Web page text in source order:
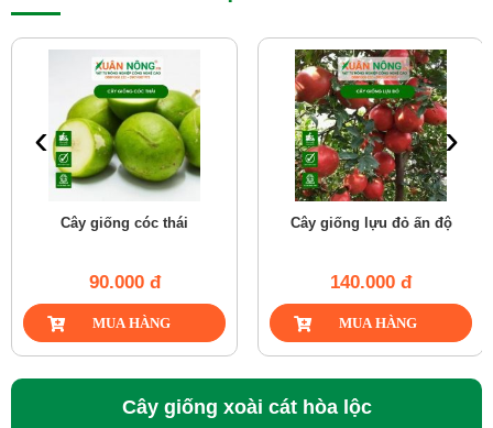
Cây giống cóc thái
90.000 đ
Cây giống lựu đỏ ấn độ
140.000 đ
‹ ›
Cây giống xoài cát hòa lộc